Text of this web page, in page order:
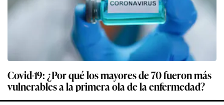
Covid-19: ¿Por qué los mayores de 70 fueron más
vulnerables a la primera ola de la enfermedad?